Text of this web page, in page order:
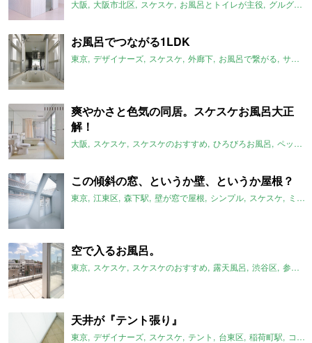
大阪 大阪市北区 スケスケ お風呂とトイレが主役 グルグル系
お風呂でつながる1LDK
東京 デザイナーズ スケスケ 外廊下 お風呂で繋がる サンルーム
爽やかさと色気の同居。スケスケお風呂大正
解！
大阪 スケスケ スケスケのおすすめ ひろびろお風呂 ペット可
この傾斜の窓、というか壁、というか屋根？
東京 江東区 森下駅 壁が窓で屋根 シンプル スケスケ ミニマム
空で入るお風呂。
東京 スケスケ スケスケのおすすめ 露天風呂 渋谷区 参宮橋駅
天井が『テント張り』
東京 デザイナーズ スケスケ テント 台東区 稲荷町駅 コンクリート